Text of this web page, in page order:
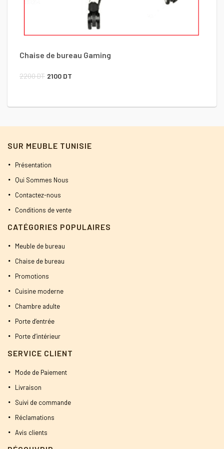
Chaise de bureau Gaming
2200DT Le
initial
2100 DT
actuel
SUR MEUBLE TUNISIE
Présentation
Qui Sommes Nous
Contactez-nous
Conditions de vente
CATÉGORIES POPULAIRES
Meuble de bureau
Chaise de bureau
Promotions
Cuisine moderne
Chambre adulte
Porte d’entrée
Porte d’intérieur
SERVICE CLIENT
Mode de Paiement
Livraison
Suivi de commande
Réclamations
Avis clients